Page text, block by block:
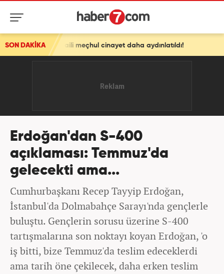
SON DAKİKA
meçhul cinayet daha aydınlatıldı!
Erdoğan'dan S-400
açıklaması: Temmuz'da
gelecekti ama...
Cumhurbaşkanı Recep Tayyip Erdoğan,
İstanbul'da Dolmabahçe Sarayı'nda gençlerle
buluştu. Gençlerin sorusu üzerine S-400
tartışmalarına son noktayı koyan Erdoğan, 'o
iş bitti, bize Temmuz'da teslim edeceklerdi
ama tarih öne çekilecek, daha erken teslim